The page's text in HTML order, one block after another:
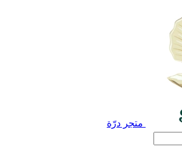
متجر درّة